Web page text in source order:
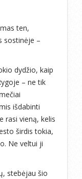
ten,
sostinėje –
dydžio, kaip
– ne tik
išdabinti
rasi vieną, kelis
širdis tokia,
Ne veltui ji
stebėjau šio